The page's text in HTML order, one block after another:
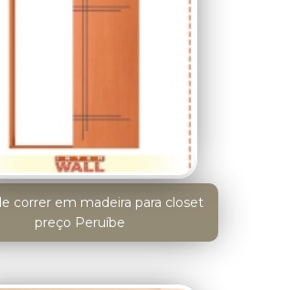
correr em madeira para closet
preço Peruíbe